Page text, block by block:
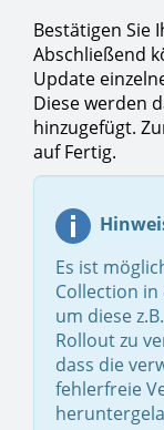
Bestätigen Sie
Abschließend
Update
Diese werden
hinzugefügt.
auf Fertig.
Es ist
Collection in
um diese
Rollout zu
dass die
fehlerfreie